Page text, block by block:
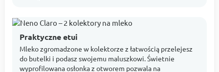
Praktyczne etui
Mleko zgromadzone w kolektorze z łatwością przelejesz
do butelki i podasz swojemu maluszkowi. Świetnie
wyprofilowana osłonka z otworem pozwala na